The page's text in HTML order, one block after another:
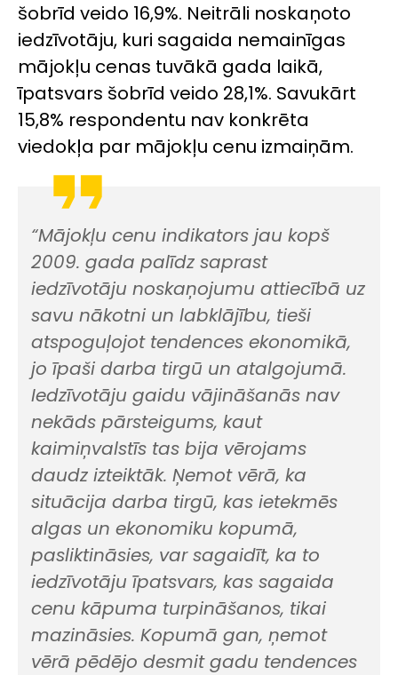
šobrīd veido 16,9%. Neitrāli noskaņoto
iedzīvotāju, kuri sagaida nemainīgas
mājokļu cenas tuvākā gada laikā,
īpatsvars šobrīd veido 28,1%. Savukārt
15,8% respondentu nav konkrēta
viedokļa par mājokļu cenu izmaiņām.
“Mājokļu cenu indikators jau kopš
2009. gada palīdz saprast
iedzīvotāju noskaņojumu attiecībā uz
savu nākotni un labklājību, tieši
atspoguļojot tendences ekonomikā,
jo īpaši darba tirgū un atalgojumā.
Iedzīvotāju gaidu vājināšanās nav
nekāds pārsteigums, kaut
kaimiņvalstīs tas bija vērojams
daudz izteiktāk. Ņemot vērā, ka
situācija darba tirgū, kas ietekmēs
algas un ekonomiku kopumā,
pasliktināsies, var sagaidīt, ka to
iedzīvotāju īpatsvars, kas sagaida
cenu kāpuma turpināšanos, tikai
mazināsies. Kopumā gan, ņemot
vērā pēdējo desmit gadu tendences